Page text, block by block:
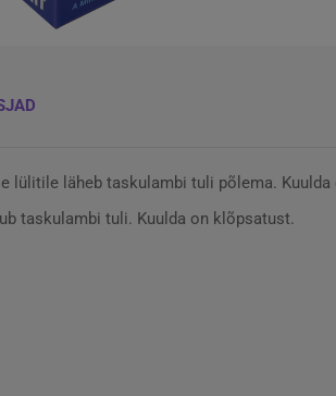
lülitile läheb taskulambi tuli põlema.
taskulambi tuli. Kuulda on klõpsatust.